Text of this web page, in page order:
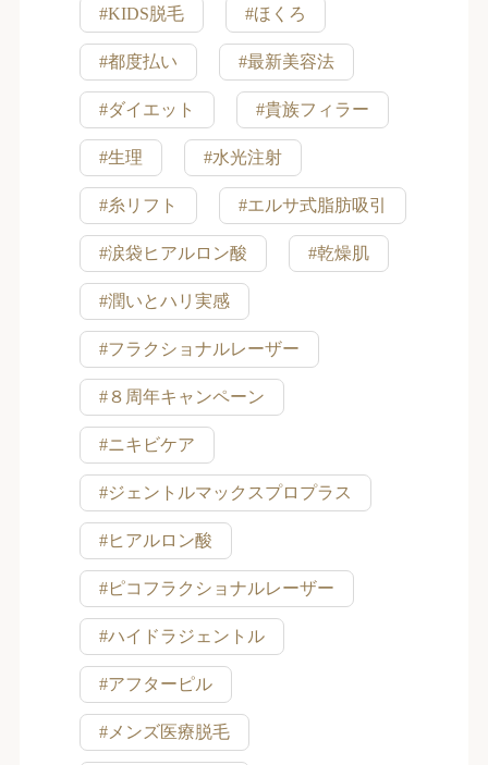
#KIDS脱毛 #ほくろ
#都度払い #最新美容法
#ダイエット #貴族フィラー
#生理 #水光注射
#糸リフト #エルサ式脂肪吸引
#涙袋ヒアルロン酸 #乾燥肌
#潤いとハリ実感
#フラクショナルレーザー
#８周年キャンペーン
#ニキビケア
#ジェントルマックスプロプラス
#ヒアルロン酸
#ピコフラクショナルレーザー
#ハイドラジェントル
#アフターピル
#メンズ医療脱毛